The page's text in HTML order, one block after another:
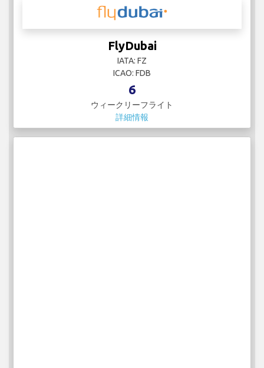
FlyDubai
IATA: FZ
ICAO: FDB
6
ウィークリーフライト
詳細情報